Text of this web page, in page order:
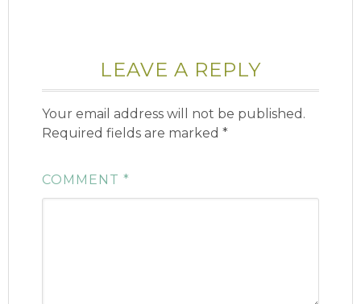
LEAVE A REPLY
Your email address will not be published.
Required fields are marked*
COMMENT*